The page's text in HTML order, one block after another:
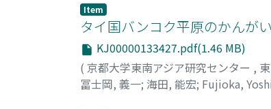
Item
タイ国バンコク平原のかんが
KJ00000133427.pdf(1.46 MB)
( 京都大学東南アジア研究センター ,
冨士岡, 義一; 海田, 能宏; Fujioka,